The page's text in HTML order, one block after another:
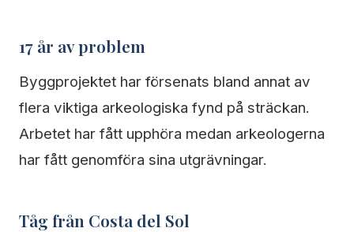
17 år av problem
Byggprojektet har försenats bland annat av
flera viktiga arkeologiska fynd på sträckan.
Arbetet har fått upphöra medan arkeologerna
har fått genomföra sina utgrävningar.
Tåg från Costa del Sol